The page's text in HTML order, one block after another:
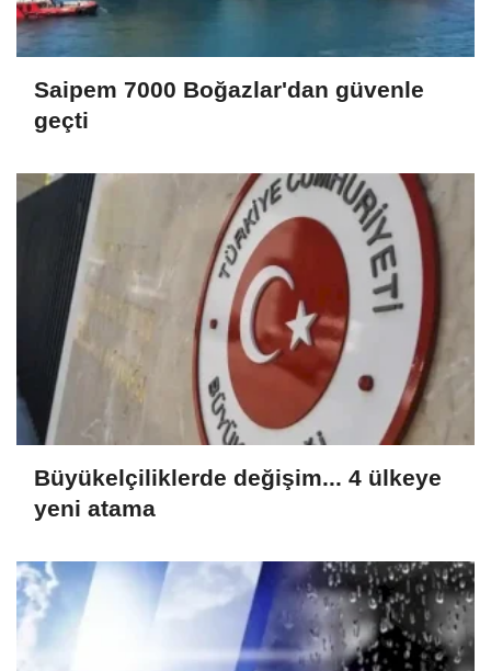
Saipem 7000 Boğazlar'dan güvenle
geçti
Büyükelçiliklerde değişim... 4 ülkeye
yeni atama